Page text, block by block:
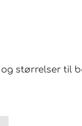
størrelser til